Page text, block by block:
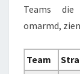
Teams die
omarmd,
Team